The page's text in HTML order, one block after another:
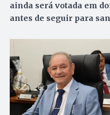
ainda será votada em
antes de seguir para